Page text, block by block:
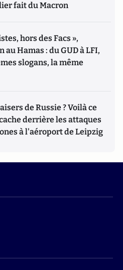
fait du Macron
hors des Facs »,
au Hamas : du GUD à LFI,
slogans, la même
de Russie ? Voilà ce
derrière les attaques
à l'aéroport de Leipzig